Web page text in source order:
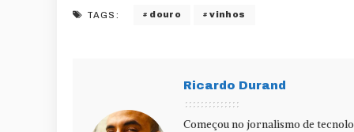
TAGS: douro vinhos
Ricardo Durand
Começou no jornalismo de